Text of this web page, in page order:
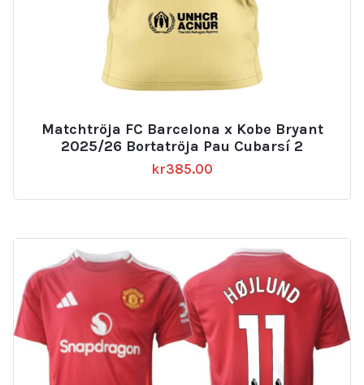
Matchtröja FC Barcelona x Kobe Bryant
2025/26 Bortatröja Pau Cubarsí 2
kr385.00